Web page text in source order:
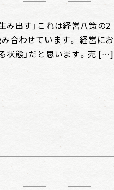
み出す」これは経営八策の2
合わせています。 経営にお
状態」だと思います。売 […]